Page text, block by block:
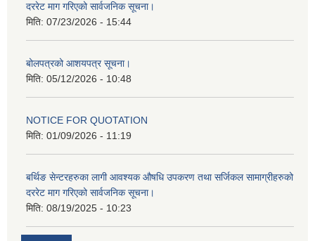
दररेट माग गरिएको सार्वजनिक सूचना।
मिति: 07/23/2026 - 15:44
बोलपत्रको आशयपत्र सूचना।
मिति: 05/12/2026 - 10:48
NOTICE FOR QUOTATION
मिति: 01/09/2026 - 11:19
बर्थिङ सेन्टरहरुका लागी आवश्यक औषधि उपकरण तथा सर्जिकल सामाग्रीहरुको
दररेट माग गरिएको सार्वजनिक सूचना।
मिति: 08/19/2025 - 10:23